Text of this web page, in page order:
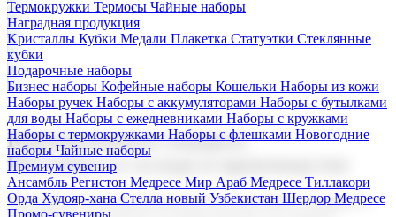
Термокружки Термосы Чайные наборы
Наградная продукция
Kристаллы Кубки Медали Плакетка Статуэтки Стеклянные
кубки
Подарочные наборы
Бизнес наборы Кофейные наборы Кошельки Наборы из кожи
Наборы ручек Наборы с аккумуляторами Наборы с бутылками
для воды Наборы с ежедневниками Наборы с кружками
Наборы с термокружками Наборы с флешками Новогодние
наборы Чайные наборы
Премиум сувенир
Ансамбль Регистон Медресе Мир Араб Медресе Тиллакори
Орда Худояр-хана Стелла новый Узбекистан Шердор Медресе
Промо-сувениры
Корпоративные подарки
Поставка со склада и производство
Мы предлагаем широкий выбор корпоративных подарков и